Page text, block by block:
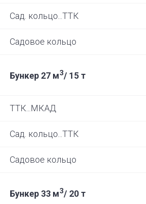
Сад. кольцо...ТТК
Садовое кольцо
Бункер 27 м3/ 15 т
ТТК...МКАД
Сад. кольцо...ТТК
Садовое кольцо
Бункер 33 м3/ 20 т